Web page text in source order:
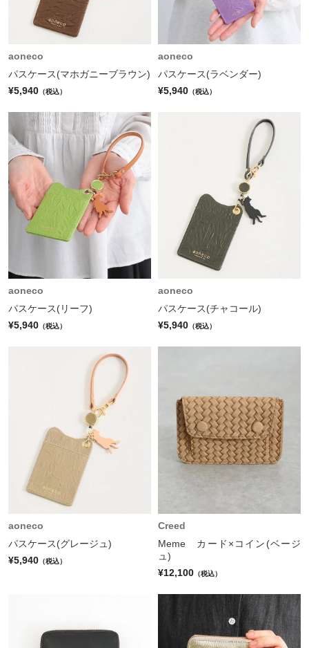
aoneco
パスケース(マホガニーブラウン)
¥5,940 （税込）
aoneco
パスケース(ラベンダー)
¥5,940 （税込）
aoneco
パスケース(リーフ)
¥5,940 （税込）
aoneco
パスケース(チャコール)
¥5,940 （税込）
aoneco
パスケース(グレージュ)
¥5,940 （税込）
Creed
Meme カード×コイン(ベージ
ュ)
¥12,100 （税込）